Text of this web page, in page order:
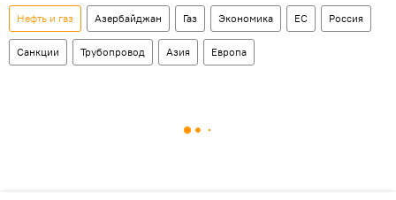
Нефть и газ Азербайджан Газ Экономика ЕС Россия
Санкции Трубопровод Азия Европа